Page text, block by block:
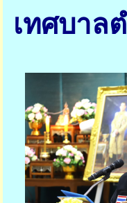
เทศบาล